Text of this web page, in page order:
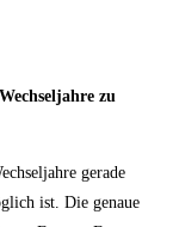
zu
gerade
ist. Die genaue